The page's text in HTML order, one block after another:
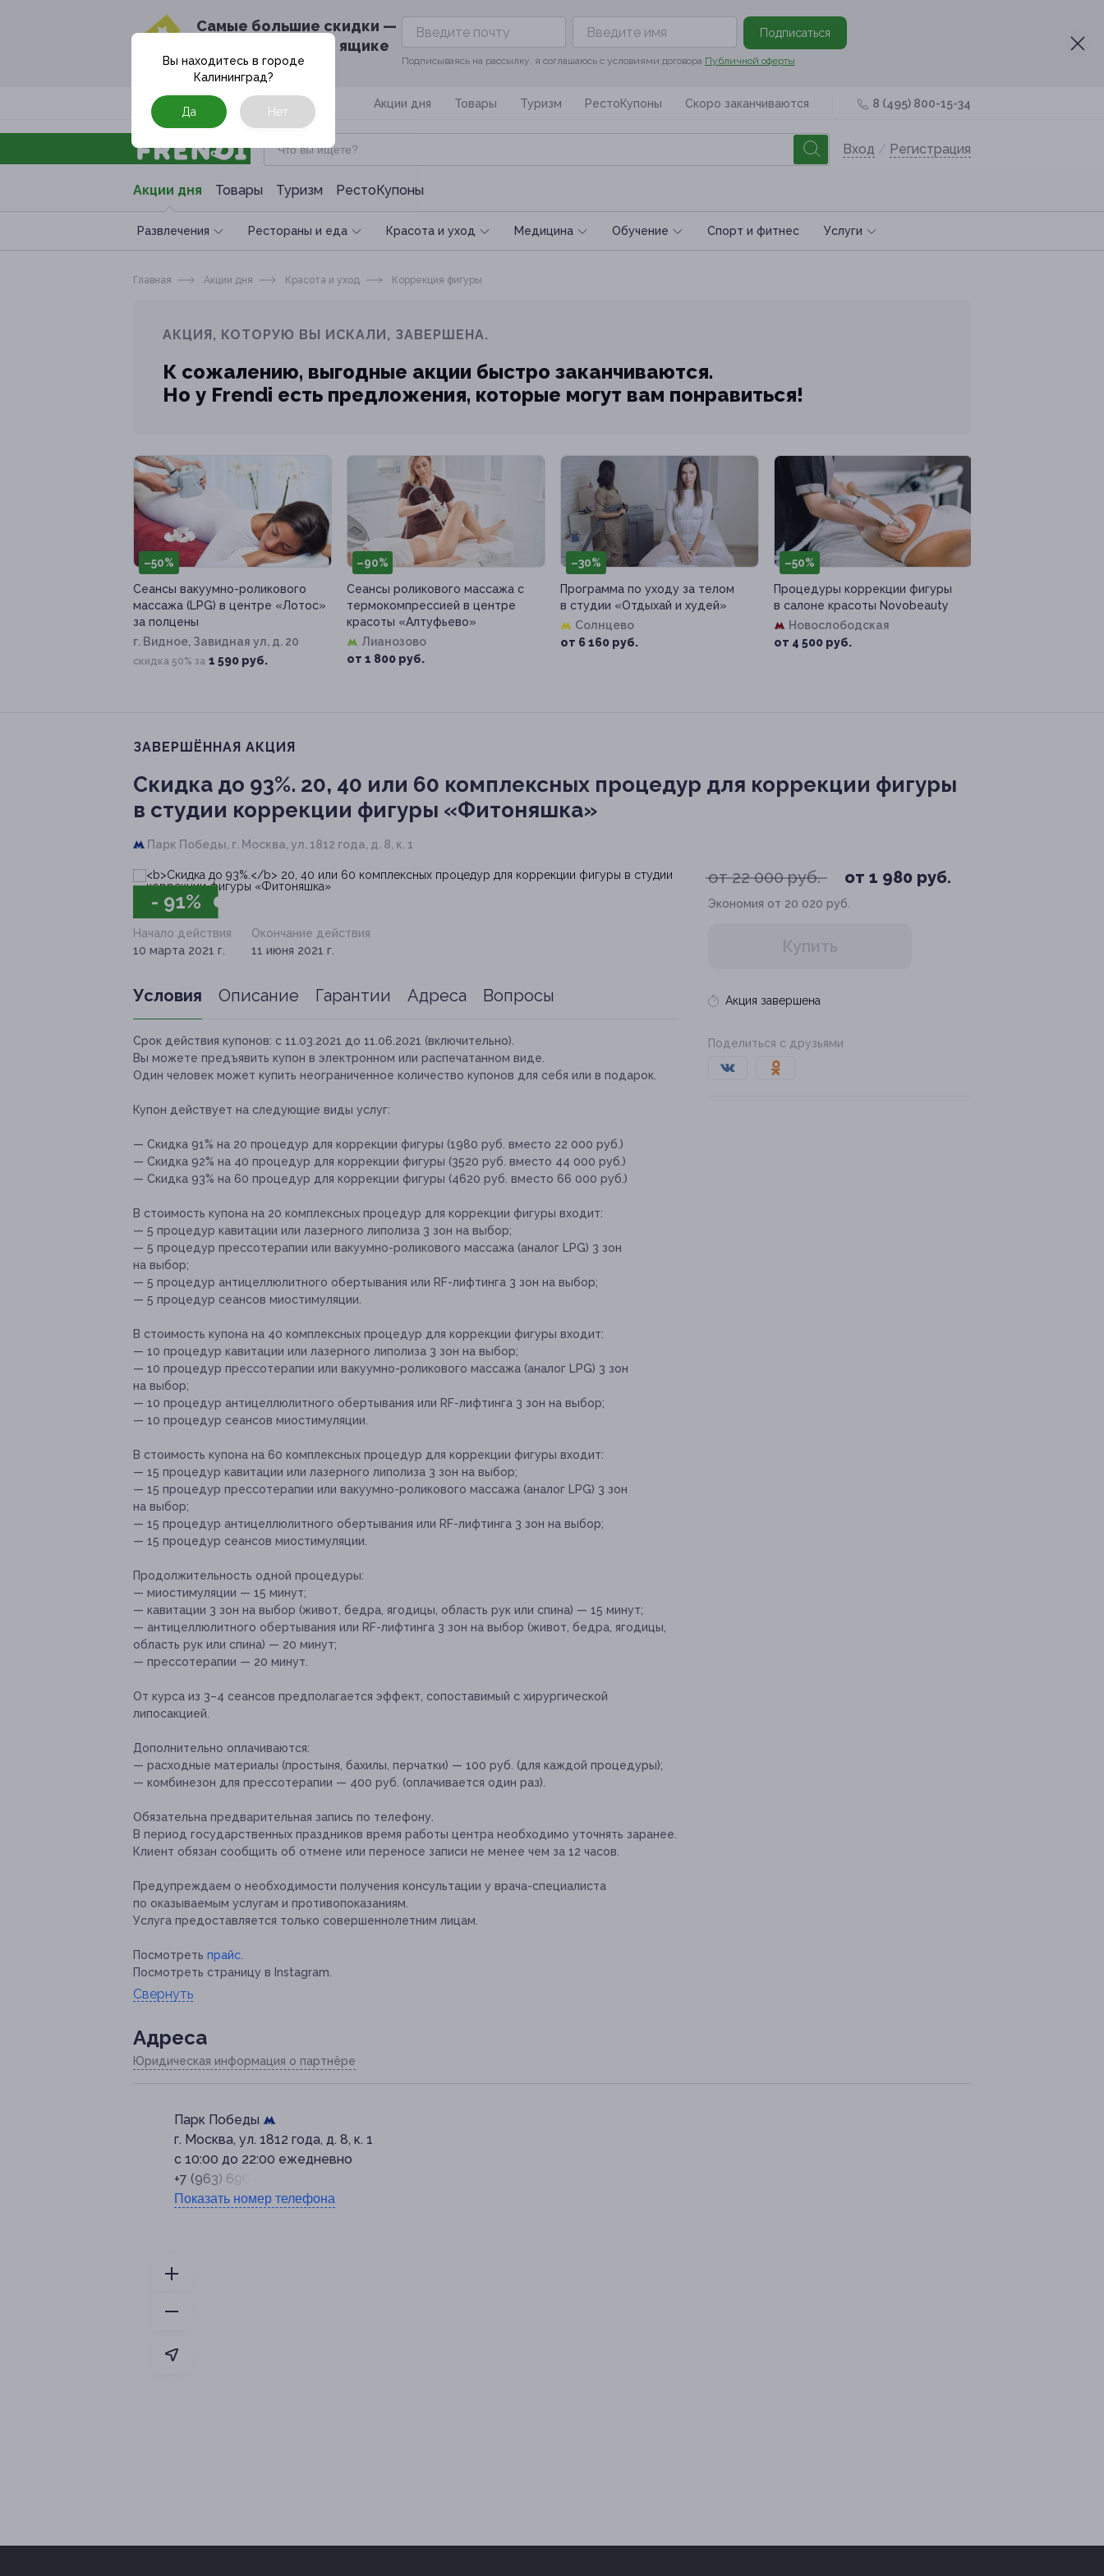
Cамые большие скидки —
в твоём почтовом ящике
Подписаться
Подписываясь на рассылку, я соглашаюсь с условиями договора Публичной оферты
Москва Акции дня Товары Туризм РестоКупоны Скоро заканчиваются 8 (495) 800-15-34
Вход / Регистрация
Акции дня Товары Туризм РестоКупоны
Развлечения Рестораны и еда Красота и уход Медицина Обучение Спoрт и фитнес Услуги
Вы находитесь в городе
Калининград?
Да Нет
Главная Акции дня Красота и уход Коррекция фигуры
АКЦИЯ, КОТОРУЮ ВЫ ИСКАЛИ, ЗАВЕРШЕНА.
К сожалению, выгодные акции быстро заканчиваются.
Но у Frendi есть предложения, которые могут вам понравиться!
–50%
Сеансы вакуумно-роликового
массажа (LPG) в центре «Лотос»
за полцены
г. Видное, Завидная ул, д. 20
скидка 50% за 1 590 руб.
–90%
Cеансы роликового массажа с
термокомпрессией в центре
красоты «Алтуфьево»
Лианозово
от 1 800 руб.
–30%
Программа по уходу за телом
в студии «Отдыхай и худей»
Солнцево
от 6 160 руб.
–50%
Процедуры коррекции фигуры
в салоне красоты Novobeauty
Новослободская
от 4 500 руб.
ЗАВЕРШЁННАЯ АКЦИЯ
Скидка до 93%. 20, 40 или 60 комплексных процедур для коррекции фигуры
в студии коррекции фигуры «Фитоняшка»
Парк Победы, г. Москва, ул. 1812 года, д. 8, к. 1
- 91%
от 22 000 руб. от 1 980 руб.
Экономия от 20 020 руб.
Купить
Акция завершена
Поделиться с друзьями
Начало действия
10 марта 2021 г.
Окончание действия
11 июня 2021 г.
Условия Описание Гарантии Адреса Вопросы
Срок действия купонов: с 11.03.2021 до 11.06.2021 (включительно).
Вы можете предъявить купон в электронном или распечатанном виде.
Один человек может купить неограниченное количество купонов для себя или в подарок.
Купон действует на следующие виды услуг:
— Скидка 91% на 20 процедур для коррекции фигуры (1980 руб. вместо 22 000 руб.)
— Скидка 92% на 40 процедур для коррекции фигуры (3520 руб. вместо 44 000 руб.)
— Скидка 93% на 60 процедур для коррекции фигуры (4620 руб. вместо 66 000 руб.)
В стоимость купона на 20 комплексных процедур для коррекции фигуры входит:
— 5 процедур кавитации или лазерного липолиза 3 зон на выбор;
— 5 процедур прессотерапии или вакуумно-роликового массажа (аналог LPG) 3 зон
на выбор;
— 5 процедур антицеллюлитного обертывания или RF-лифтинга 3 зон на выбор;
— 5 процедур сеансов миостимуляции.
В стоимость купона на 40 комплексных процедур для коррекции фигуры входит:
— 10 процедур кавитации или лазерного липолиза 3 зон на выбор;
— 10 процедур прессотерапии или вакуумно-роликового массажа (аналог LPG) 3 зон
на выбор;
— 10 процедур антицеллюлитного обертывания или RF-лифтинга 3 зон на выбор;
— 10 процедур сеансов миостимуляции.
В стоимость купона на 60 комплексных процедур для коррекции фигуры входит:
— 15 процедур кавитации или лазерного липолиза 3 зон на выбор;
— 15 процедур прессотерапии или вакуумно-роликового массажа (аналог LPG) 3 зон
на выбор;
— 15 процедур антицеллюлитного обертывания или RF-лифтинга 3 зон на выбор;
— 15 процедур сеансов миостимуляции.
Продолжительность одной процедуры:
— миостимуляции — 15 минут;
— кавитации 3 зон на выбор (живот, бедра, ягодицы, область рук или спина) — 15 минут;
— антицеллюлитного обертывания или RF-лифтинга 3 зон на выбор (живот, бедра, ягодицы,
область рук или спина) — 20 минут;
— прессотерапии — 20 минут.
От курса из 3–4 сеансов предполагается эффект, сопоставимый с хирургической
липосакцией.
Дополнительно оплачиваются:
— расходные материалы (простыня, бахилы, перчатки) — 100 руб. (для каждой процедуры);
— комбинезон для прессотерапии — 400 руб. (оплачивается один раз).
Обязательна предварительная запись по телефону.
В период государственных праздников время работы центра необходимо уточнять заранее.
Клиент обязан сообщить об отмене или переносе записи не менее чем за 12 часов.
Предупреждаем о необходимости получения консультации у врача-специалиста
по оказываемым услугам и противопоказаниям.
Услуга предоставляется только совершеннолетним лицам.
Посмотреть прайс
Посмотреть страницу в Instagram.
Свернуть
Адресa
Юридическая информация о партнёре
Парк Победы
г. Москва, ул. 1812 года, д. 8, к. 1
с 10:00 до 22:00 ежедневно
+7 (963) 696-00-07
Показать номер телефона